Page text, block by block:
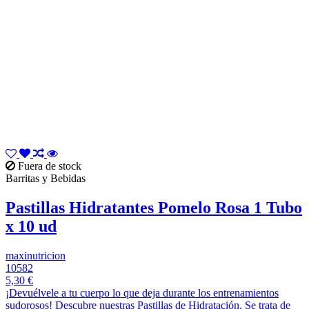
Fuera de stock
Barritas y Bebidas
Pastillas Hidratantes Pomelo Rosa 1 Tubo
x 10 ud
maxinutricion
10582
5,30 €
¡Devuélvele a tu cuerpo lo que deja durante los entrenamientos
sudorosos! Descubre nuestras Pastillas de Hidratación. Se trata de